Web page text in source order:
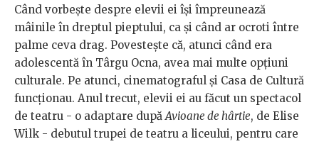
Când vorbește despre elevii ei își împreunează
mâinile în dreptul pieptului, ca și când ar ocroti între
palme ceva drag. Povestește că, atunci când era
adolescentă în Târgu Ocna, avea mai multe opțiuni
culturale. Pe atunci, cinematograful și Casa de Cultură
funcționau. Anul trecut, elevii ei au făcut un spectacol
de teatru - o adaptare dupăAvioane de hârtie, de Elise
Wilk - debutul trupei de teatru a liceului, pentru care